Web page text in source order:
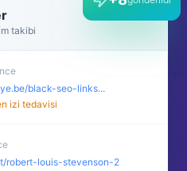
takibi
black-seo-links...
izi tedavisi
robert-louis-stevenson-2